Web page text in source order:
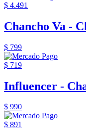
$ 4.491
Chancho Va -
$ 799
$ 719
Influencer -
$ 990
$ 891